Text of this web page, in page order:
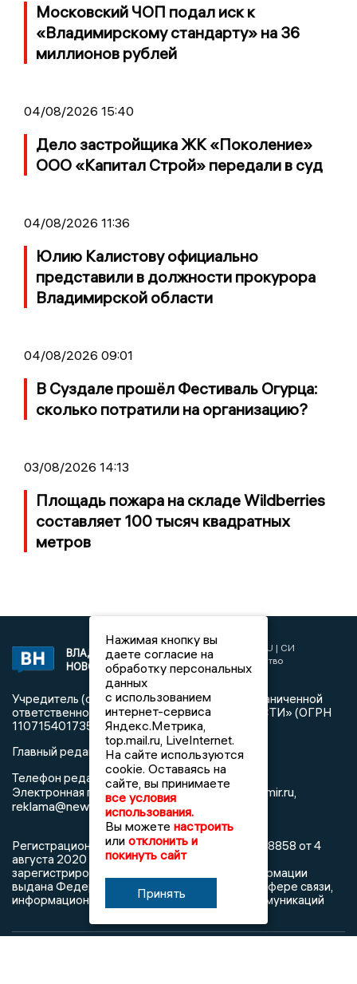
Московский ЧОП подал иск к
«Владимирскому стандарту» на 36
миллионов рублей
04/08/2026 15:40
Дело застройщика ЖК «Поколение»
ООО «Капитал Строй» передали в суд
04/08/2026 11:36
Юлию Калистову официально
представили в должности прокурора
Владимирской области
04/08/2026 09:01
В Суздале прошёл Фестиваль Огурца:
сколько потратили на организацию?
03/08/2026 14:13
Площадь пожара на складе Wildberries
составляет 100 тысяч квадратных
метров
ВЛАДИМИРСКИЕ
НОВОСТИ
2017 © NEWSVLADIMIR.RU | СИ
«Информационное агентство
Владимирские новости»
Учредитель (соучредители): Общество с ограниченной
ответственностью «РЕГИОНАЛЬНЫЕ НОВОСТИ» (ОГРН
1107154017354)
Главный редактор: Мазов С. А.
Телефон редакции:8 (4922) 666916
Электронная почта редакции:info@newsvladimir.ru
reklama@newsvladimir.ru
Регистрационный номер: серия Эл № ФС77-78858 от 4
августа 2020 г. согласно выписке из реестра
зарегистрированных средств массовой информации
выдана Федеральной службой по надзору в сфере связи,
информационных технологий и массовых коммуникаций
Нажимая кнопку вы
даете согласие на
обработку персональных
данных
с использованием
интернет-сервиса
Яндекс.Метрика,
top.mail.ru, LiveInternet.
На сайте используются
cookie. Оставаясь на
сайте, вы принимаете
все условия
использования.
Вы можете настроить
или отклонить и
покинуть сайт
Принять